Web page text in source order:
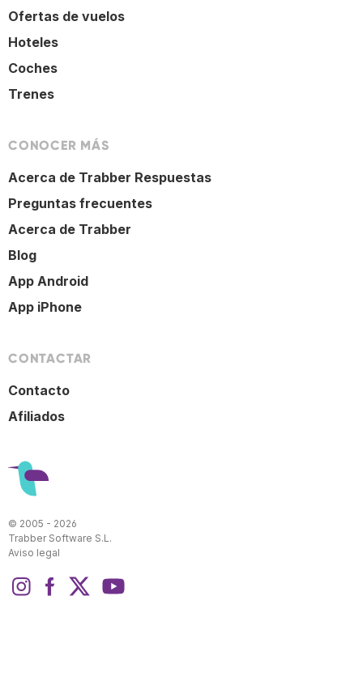
Ofertas de vuelos
Hoteles
Coches
Trenes
CONOCER MÁS
Acerca de Trabber Respuestas
Preguntas frecuentes
Acerca de Trabber
Blog
App Android
App iPhone
CONTACTAR
Contacto
Afiliados
© 2005 - 2026
Trabber Software S.L.
Aviso legal